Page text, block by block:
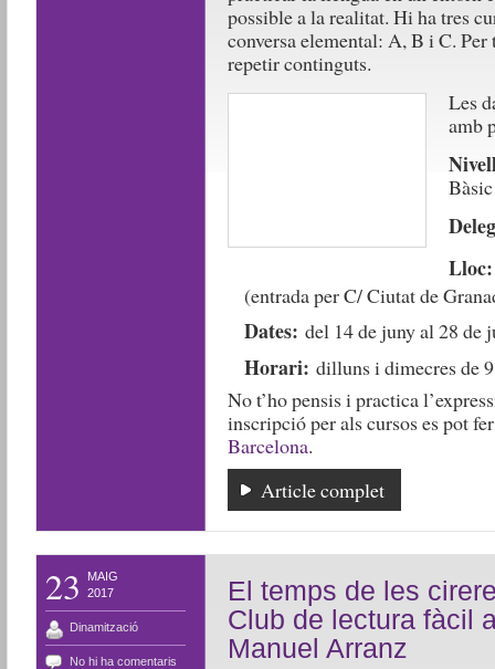
possible a la realitat. Hi ha tres
conversa elemental: A, B i C. Per
repetir continguts.
Les
amb
Lloc:
(entrada per C/ Ciutat de
Dates: del 14 de juny al 28 de
Horari: dilluns i dimecres de
No t’ho pensis i practica
inscripció per als cursos es pot
Barcelona.
Article complet
23
MAIG
2017
Dinamització
No hi ha comentaris
El temps de les
Club de lectura fàcil
Manuel Arranz